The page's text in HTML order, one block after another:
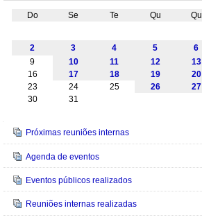
Do Se Te Qu Qu
2
3 4 5 6
9
10 11 12 13
16
17 18 19 20
23
24 25 26 27
30
31
Navegação
Próximas reuniões internas
Agenda de eventos
Eventos públicos realizados
Reuniões internas realizadas